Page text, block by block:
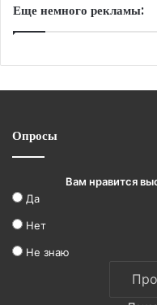
Еще немного рекламы:
Опросы
Вам нравится
Да
Нет
Не знаю